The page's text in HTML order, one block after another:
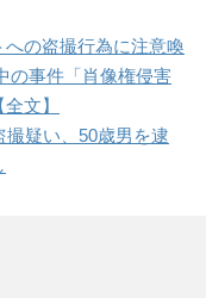
の盗撮行為に注意喚
の事件「肖像権侵害
文】
疑い、50歳男を逮